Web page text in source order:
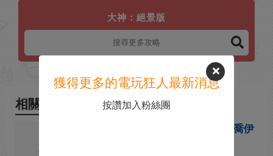
大神：絕景版
相關新聞
神谷英樹透露想開發大神和紅俠喬伊
獲得更多的電玩狂人最新消息
按讚加入粉絲團